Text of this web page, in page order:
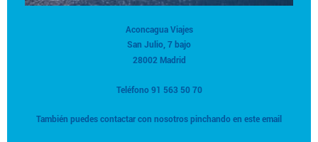
Aconcagua Viajes
San Julio, 7 bajo
28002 Madrid
Teléfono 91 563 50 70
También puedes contactar con nosotros pinchando en este email